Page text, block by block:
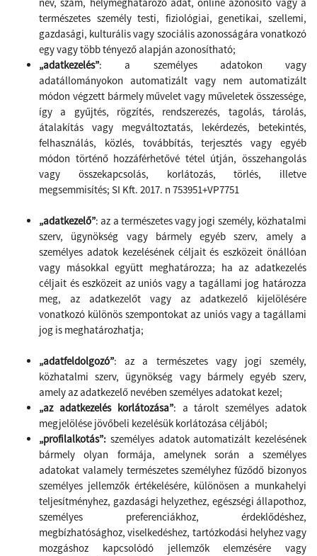
természetes személy testi, fiziológiai, genetikai, szellemi,
gazdasági, kulturális vagy szociális azonosságára vonatkozó
egy vagy több tényező alapján azonosítható;
„adatkezelés”: a személyes adatokon vagy
adatállományokon automatizált vagy nem automatizált
módon végzett bármely művelet vagy műveletek összessége,
így a gyűjtés, rögzítés, rendszerezés, tagolás, tárolás,
átalakítás vagy megváltoztatás, lekérdezés, betekintés,
felhasználás, közlés, továbbítás, terjesztés vagy egyéb
módon történő hozzáférhetővé tétel útján, összehangolás
vagy összekapcsolás, korlátozás, törlés, illetve
megsemmisítés; SI Kft. 2017. n 753951+VP7751
„adatkezelő”: az a természetes vagy jogi személy, közhatalmi
szerv, ügynökség vagy bármely egyéb szerv, amely a
személyes adatok kezelésének céljait és eszközeit önállóan
vagy másokkal együtt meghatározza; ha az adatkezelés
céljait és eszközeit az uniós vagy a tagállami jog határozza
meg, az adatkezelőt vagy az adatkezelő kijelölésére
vonatkozó különös szempontokat az uniós vagy a tagállami
jog is meghatározhatja;
„adatfeldolgozó”: az a természetes vagy jogi személy,
közhatalmi szerv, ügynökség vagy bármely egyéb szerv,
amely az adatkezelő nevében személyes adatokat kezel;
„az adatkezelés korlátozása”: a tárolt személyes adatok
megjelölése jövőbeli kezelésük korlátozása céljából;
„profilalkotás”: személyes adatok automatizált kezelésének
bármely olyan formája, amelynek során a személyes
adatokat valamely természetes személyhez fűződő bizonyos
személyes jellemzők értékelésére, különösen a munkahelyi
teljesítményhez, gazdasági helyzethez, egészségi állapothoz,
személyes preferenciákhoz, érdeklődéshez,
megbízhatósághoz, viselkedéshez, tartózkodási helyhez vagy
mozgáshoz kapcsolódó jellemzők elemzésére vagy